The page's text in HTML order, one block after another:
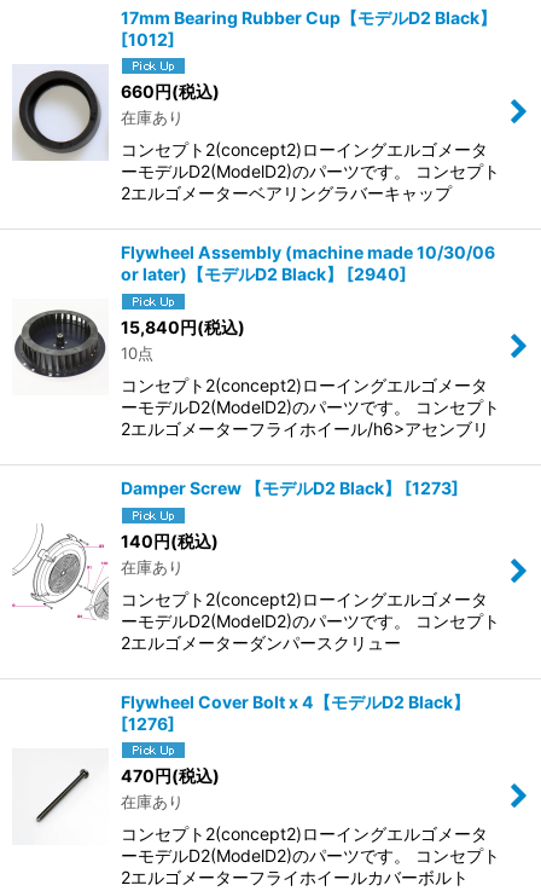
17mm Bearing Rubber Cup【モデルD2 Black】
[1012]
660 円(税込)
在庫あり
コンセプト2(concept2)ローイングエルゴメータ
ーモデルD2(ModelD2)のパーツです。 コンセプト
2エルゴメーターベアリングラバーキャップ
Flywheel Assembly (machine made 10/30/06
or later)【モデルD2 Black】
[2940]
15,840円(税込)
10点
コンセプト2(concept2)ローイングエルゴメータ
ーモデルD2(ModelD2)のパーツです。 コンセプト
2エルゴメーターフライホイール/h6>アセンブリ
Damper Screw 【モデルD2 Black】 [1273]
140円(税込)
在庫あり
コンセプト2(concept2)ローイングエルゴメータ
ーモデルD2(ModelD2)のパーツです。 コンセプト
2エルゴメーターダンパースクリュー
Flywheel Cover Bolt x 4【モデルD2 Black】
[1276]
470 円(税込)
在庫あり
コンセプト2(concept2)ローイングエルゴメータ
ーモデルD2(ModelD2)のパーツです。 コンセプト
2エルゴメーターフライホイールカバーボルト